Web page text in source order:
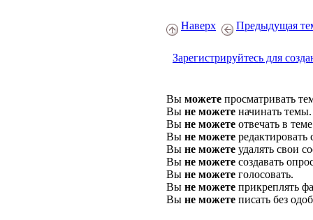
Наверх Предыдущая
Зарегистрируйтесь для
Вы можете просматривать
Вы не можете начинать темы.
Вы не можете отвечать в
Вы не можете
Вы не можете удалять свои
Вы не можете создавать
Вы не можете голосовать.
Вы не можете прикреплять
Вы не можете писать без